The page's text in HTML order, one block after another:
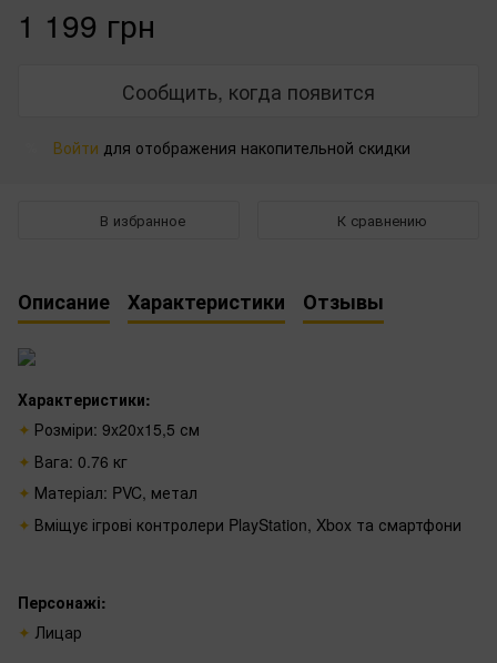
1 199 грн
Сообщить, когда появится
Войти для отображения накопительной скидки
В избранное К сравнению
Описание Характеристики Отзывы
Характеристики:
Розміри: 9x20x15,5 см
Вага: 0.76 кг
Матеріал: PVC, метал
Вміщує ігрові контролери PlayStation, Xbox та смартфони
Персонажі:
Лицар